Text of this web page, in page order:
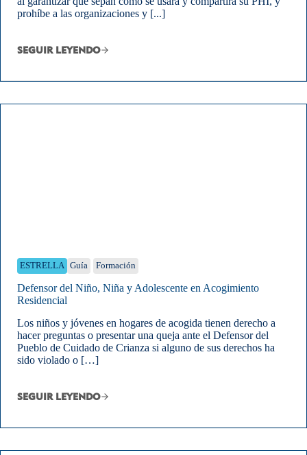
prohíbe a las organizaciones y [...]
SEGUIR LEYENDO
ESTRELLA Guía Formación
Defensor del Niño, Niña y Adolescente en Acogimiento
Residencial
Los niños y jóvenes en hogares de acogida tienen derecho a
hacer preguntas o presentar una queja ante el Defensor del
Pueblo de Cuidado de Crianza si alguno de sus derechos ha
sido violado o […]
SEGUIR LEYENDO